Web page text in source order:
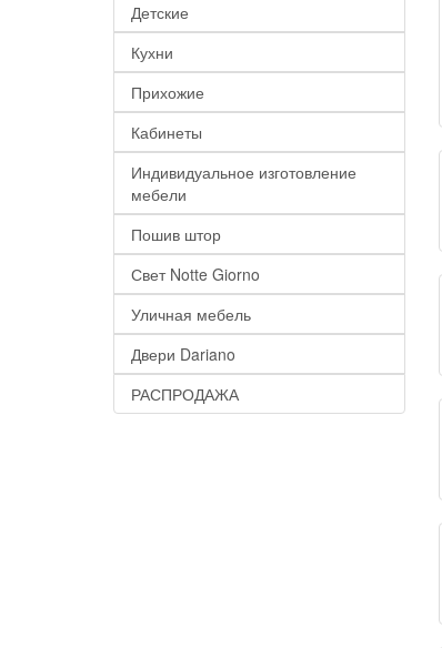
Детские
Кухни
Прихожие
Кабинеты
Индивидуальное изготовление
мебели
Пошив штор
Свет Notte Giorno
Уличная мебель
Двери Dariano
РАСПРОДАЖА